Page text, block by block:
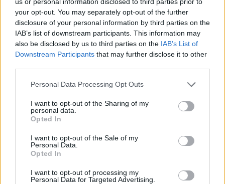
your opt-out. You may separately opt-out of the further
disclosure of your personal information by third parties on the
IAB’s list of downstream participants. This information may
also be disclosed by us to third parties on the IAB’s List of
Downstream Participants that may further disclose it to other
Personal Data Processing Opt Outs
I want to opt-out of the Sharing of my
personal data.
Opted In
I want to opt-out of the Sale of my
Personal Data.
Opted In
I want to opt-out of processing my
Personal Data for Targeted Advertising.
promuovere questi spazi virtuali in cui si coltiva una cittadinanza
consapevole e si formano anche dei talenti creativi e delle
professionalità. Soprattutto adesso la radio è uno strumento
fondamentale per accorciare le distanze dovute all’emergenza e
sfidarle, riempiendole di idee e voglia di futuro.”
Il progetto
Nel progetto delle webradio, saranno i ragazzi stessi a costruire gli
appuntamenti, a creare i podcast e scegliere gli argomenti da
partecipare tutti i giovani speaker e collaboratori delle webradio
della Regione Emilia-Romagna. I podcast, verranno prodotti da
Giovanili della Regione Emilia-Romagnagiovazoom.it
e resteranno